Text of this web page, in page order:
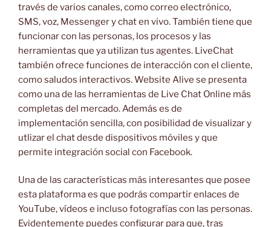
través de varios canales, como correo electrónico,
SMS, voz, Messenger y chat en vivo. También tiene que
funcionar con las personas, los procesos y las
herramientas que ya utilizan tus agentes. LiveChat
también ofrece funciones de interacción con el cliente,
como saludos interactivos. Website Alive se presenta
como una de las herramientas de Live Chat Online más
completas del mercado. Además es de
implementación sencilla, con posibilidad de visualizar y
utlizar el chat desde dispositivos móviles y que
permite integración social con Facebook.
Una de las características más interesantes que posee
esta plataforma es que podrás compartir enlaces de
YouTube, vídeos e incluso fotografías con las personas.
Evidentemente puedes configurar para que, tras